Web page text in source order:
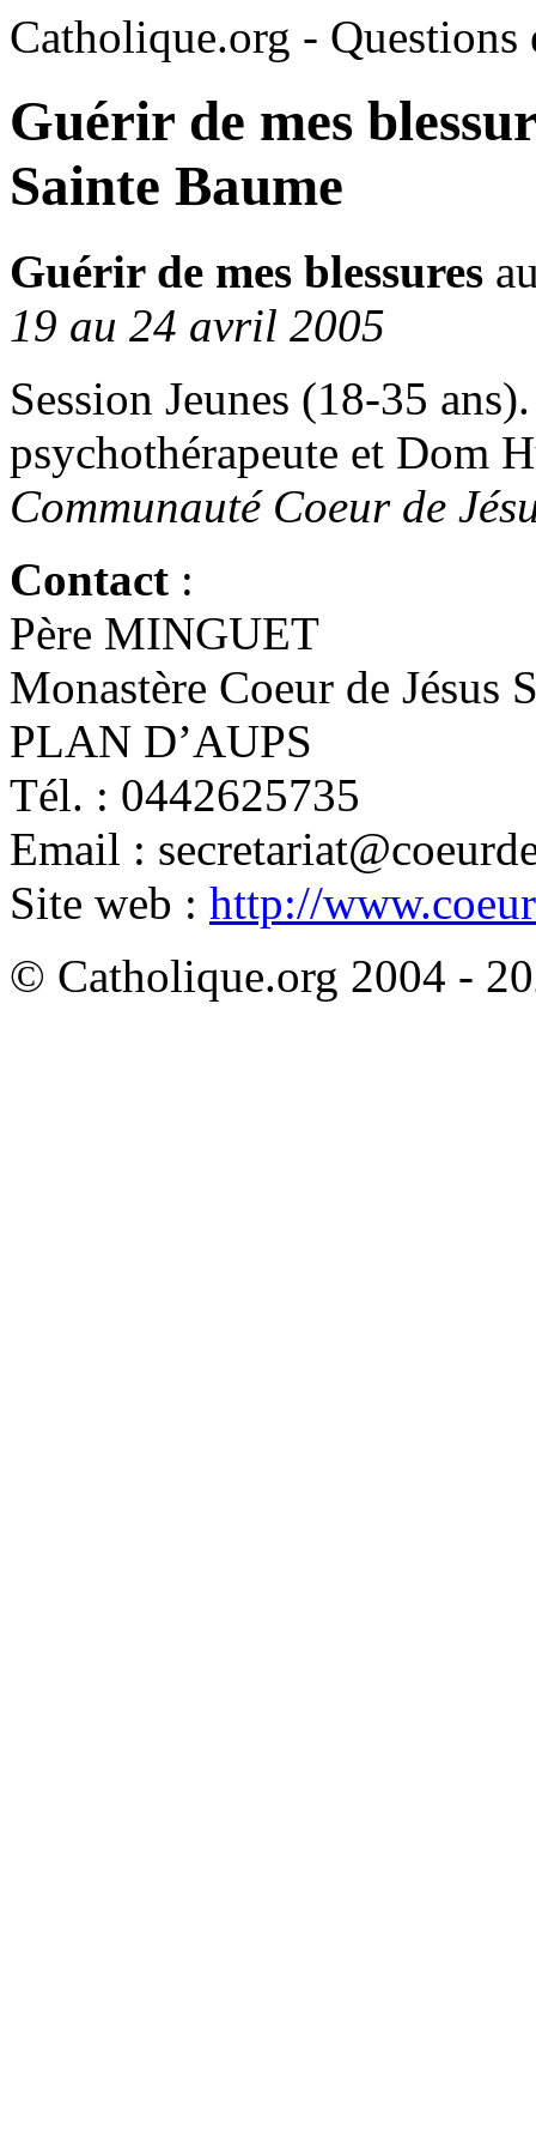
Catholique.org - Questions
Guérir de mes
Sainte Baume
Guérir de mes blessures
19 au 24 avril 2005
Session Jeunes (18-35
psychothérapeute et Dom
Communauté Coeur de
Contact :
Père MINGUET
Monastère Coeur de Jésus
PLAN D’AUPS
Tél. : 0442625735
Email :
Site web : http://
© Catholique.org 2004 -